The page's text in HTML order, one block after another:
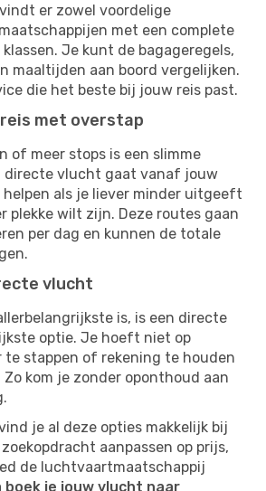
er zowel voordelige
met een complete
Je kunt de bagageregels,
maaltijden aan boord vergelijken.
die het beste bij jouw reis past.
met overstap
of meer stops is een slimme
directe vlucht gaat vanaf jouw
helpen als je liever minder uitgeeft
plekke wilt zijn. Deze routes gaan
per dag en kunnen de totale
vlucht
is, is een directe
optie. Je hoeft niet op
te stappen of rekening te houden
kom je zonder oponthoud aan
je al deze opties makkelijk bij
aanpassen op prijs,
de luchtvaartmaatschappij
boek je jouw vlucht naar